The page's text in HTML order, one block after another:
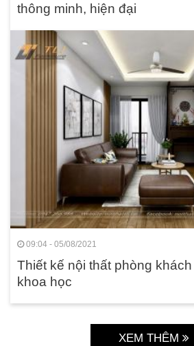
thông minh, hiện đại
09:04 - 05/08/2021
Thiết kế nội thất phòng
khoa học
XEM THÊM